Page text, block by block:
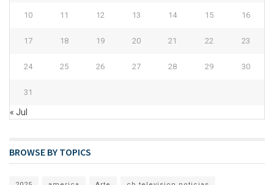
10 11 12 13 14 15 16
17 18 19 20 21 22 23
24 25 26 27 28 29 30
31
« Jul
BROWSE BY TOPICS